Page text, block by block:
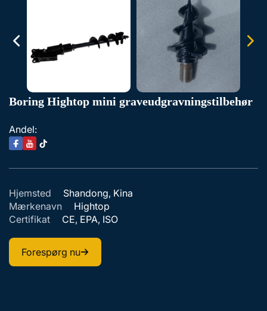
Boring Hightop mini graveudgravningstilbehør
Andel:
Hjemsted
Shandong, Kina
Mærkenavn
Hightop
Certifikat
CE, EPA, ISO
Forespørg nu